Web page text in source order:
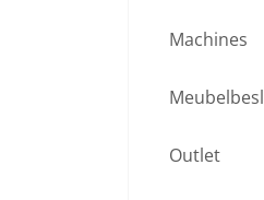
Machines
Outlet